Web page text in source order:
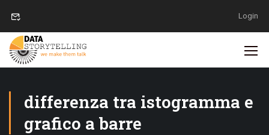
Login
differenza tra istogramma e
grafico a barre